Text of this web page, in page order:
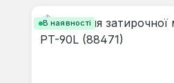
В наявності